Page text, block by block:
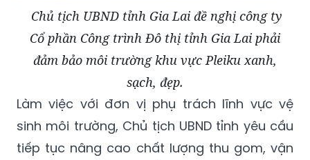
Chủ tịch UBND tỉnh Gia Lai đề nghị công ty
Cổ phần Công trình Đô thị tỉnh Gia Lai phải
đảm bảo môi trường khu vực Pleiku xanh,
sạch, đẹp.
Làm việc với đơn vị phụ trách lĩnh vực vệ
sinh môi trường, Chủ tịch UBND tỉnh yêu cầu
tiếp tục nâng cao chất lượng thu gom, vận